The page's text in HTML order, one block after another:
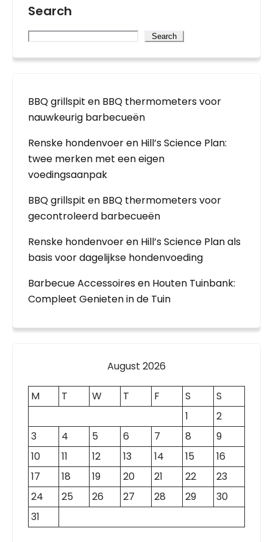
Search
Search
BBQ grillspit en BBQ thermometers voor
nauwkeurig barbecueën
Renske hondenvoer en Hill’s Science Plan:
twee merken met een eigen
voedingsaanpak
BBQ grillspit en BBQ thermometers voor
gecontroleerd barbecueën
Renske hondenvoer en Hill’s Science Plan als
basis voor dagelijkse hondenvoeding
Barbecue Accessoires en Houten Tuinbank:
Compleet Genieten in de Tuin
August 2026
M T W T F S
S
1
2
3
4 5 6 7 8
9
10
11 12 13 14 15
16
17
18 19 20 21 22
23
24
25 26 27 28 29
30
31